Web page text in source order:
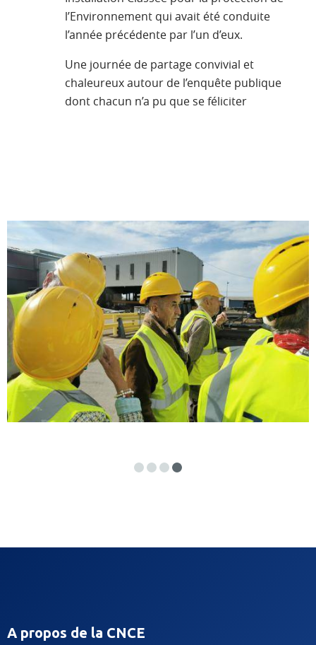
l’Environnement qui avait été conduite
l’année précédente par l’un d’eux.
Une journée de partage convivial et
chaleureux autour de l’enquête publique
dont chacun n’a pu que se féliciter
A propos de la CNCE